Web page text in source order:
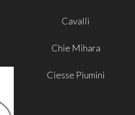
Cavalli
Chie Mihara
Ciesse Piumini